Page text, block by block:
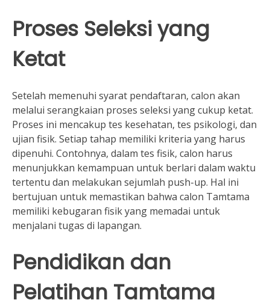
Proses Seleksi yang
Ketat
Setelah memenuhi syarat pendaftaran, calon akan
melalui serangkaian proses seleksi yang cukup ketat.
Proses ini mencakup tes kesehatan, tes psikologi, dan
ujian fisik. Setiap tahap memiliki kriteria yang harus
dipenuhi. Contohnya, dalam tes fisik, calon harus
menunjukkan kemampuan untuk berlari dalam waktu
tertentu dan melakukan sejumlah push-up. Hal ini
bertujuan untuk memastikan bahwa calon Tamtama
memiliki kebugaran fisik yang memadai untuk
menjalani tugas di lapangan.
Pendidikan dan
Pelatihan Tamtama